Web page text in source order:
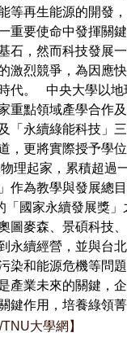
等再生能源的開發
重要使命中發揮關
石，然而科技發展
激烈競爭，為因應
代。 中央大學以
重點領域產學合作
「永續綠能科技」
，更將實際授予學
理起家，累積超過
作為教學與發展總
「國家永續發展獎
圖麥森、景碩科技
永續經營，並與台
染和能源危機等問
產業未來的關鍵，
鍵作用，培養綠領
大學網】